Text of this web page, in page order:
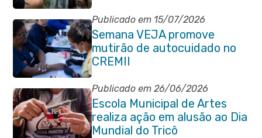
Publicado em 15/07/2026
Semana VEJA promove
mutirão de autocuidado no
CREMII
Publicado em 26/06/2026
Escola Municipal de Artes
realiza ação em alusão ao Dia
Mundial do Tricô